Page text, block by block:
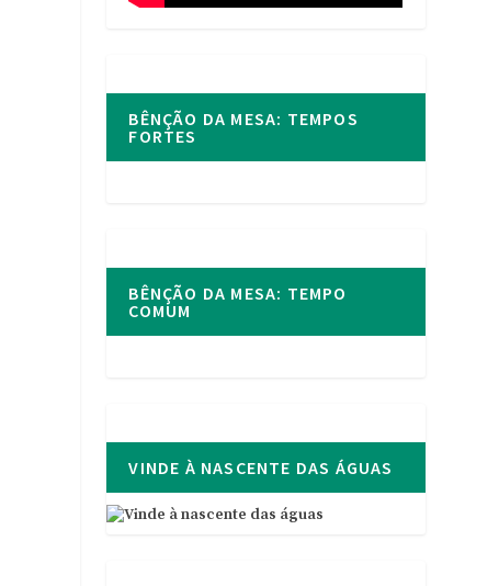
BÊNÇÃO DA MESA: TEMPOS
FORTES
BÊNÇÃO DA MESA: TEMPO
COMUM
VINDE À NASCENTE DAS ÁGUAS